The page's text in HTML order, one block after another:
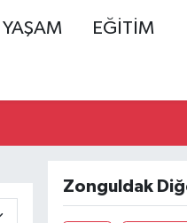
YAŞAM EĞİTİM
Zonguldak